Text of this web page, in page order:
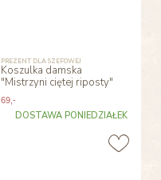
PREZENT DLA SZEFOWEJ
Koszulka damska
"Mistrzyni ciętej riposty"
69 ,-
DOSTAWA PONIEDZIAŁEK